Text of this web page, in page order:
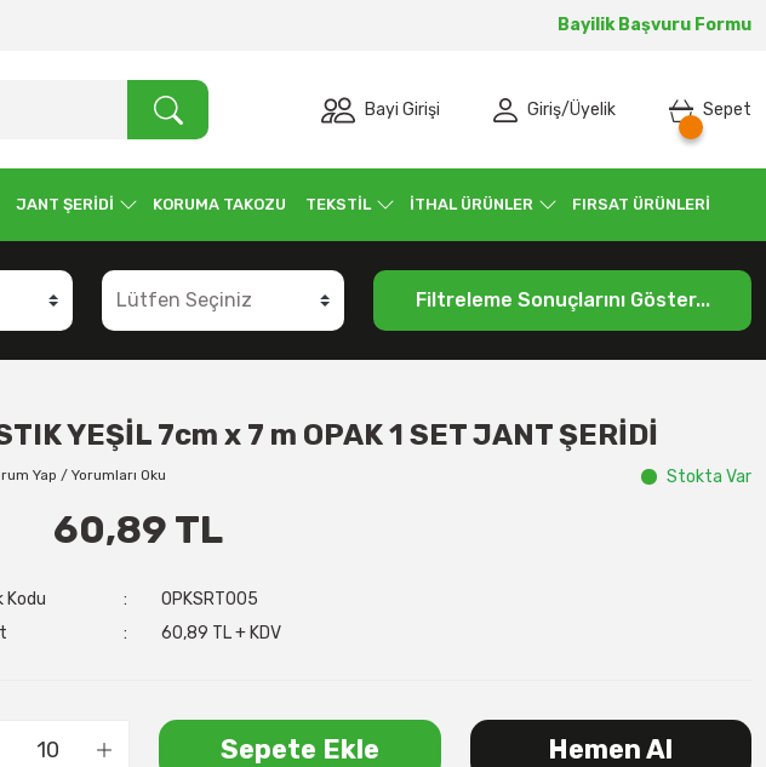
Bayilik Başvuru Formu
Bayi Girişi Giriş/Üyelik Sepet
JANT ŞERİDİ KORUMA TAKOZU TEKSTİL İTHAL ÜRÜNLER FIRSAT ÜRÜNLERİ
Filtreleme Sonuçlarını Göster...
YEŞİL 7cm x 7 m OPAK 1 SET JANT ŞERİDİ
Yap / Yorumları Oku Stokta Var
60,89 TL
Kodu
OPKSRT005
60,89 TL + KDV
Sepete Ekle Hemen Al